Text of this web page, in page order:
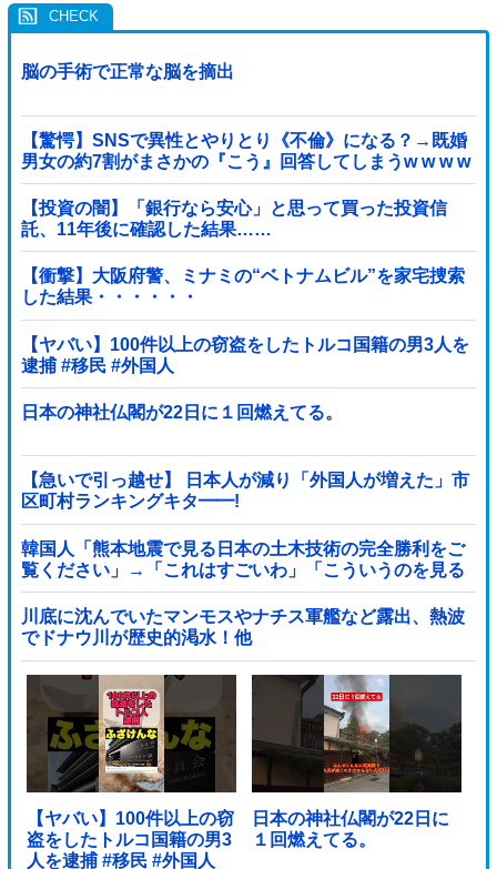
脳の手術で正常な脳を摘出
【驚愕】SNSで異性とやりとり《不倫》になる？→既婚
男女の約7割がまさかの『こう』回答してしまうw w w w
w w w w
【投資の闇】「銀行なら安心」と思って買った投資信
託、11年後に確認した結果……
【衝撃】大阪府警、ミナミの“ベトナムビル”を家宅捜索
した結果・・・・・・
【ヤバい】100件以上の窃盗をしたトルコ国籍の男3人を
逮捕 #移民 #外国人
日本の神社仏閣が22日に１回燃えてる。
【急いで引っ越せ】 日本人が減り「外国人が増えた」市
区町村ランキングキタ━━!
韓国人「熊本地震で見る日本の土木技術の完全勝利をご
覧ください」→「これはすごいわ」「こういうのを見る
と日本人は何か適当に作る感じがしない・...
川底に沈んでいたマンモスやナチス軍艦など露出、熱波
でドナウ川が歴史的渇水！他
【ヤバい】100件以上の窃
盗をしたトルコ国籍の男3
人を逮捕 #移民 #外国人
日本の神社仏閣が22日に
１回燃えてる。